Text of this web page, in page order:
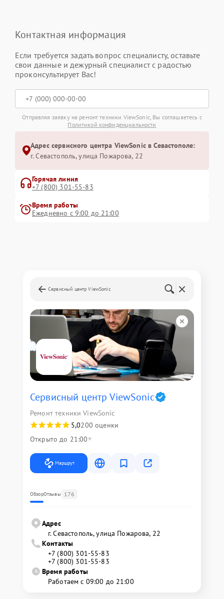
Контактная информация
Если требуется задать вопрос специалисту, оставьте
свои данные и дежурный специалист с радостью
проконсультирует Вас!
Отправляя заявку на ремонт техники ViewSonic, Вы соглашаетесь с
Политикой конфиденциальности
Адрес сервисного центра ViewSonic в Севастополе:
г. Севастополь, улица Пожарова, 22
Горячая линия
+7 (800) 301-55-83
Время работы
Ежедневно с 9:00 до 21:00
Сервисный центр ViewSonic
Сервисный центр ViewSonic
Ремонт техники ViewSonic
5,0200 оценки
Открыто до 21:00
Маршрут
ОбзорОтзывы 176
Адрес
г. Севастополь, улица Пожарова, 22
Контакты
+7 (800) 301-55-83
+7 (800) 301-55-83
Время работы
Работаем с 09:00 до 21:00